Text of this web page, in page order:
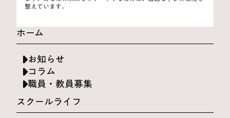
整えています。
ホーム
お知らせ
コラム
職員・教員募集
スクールライフ